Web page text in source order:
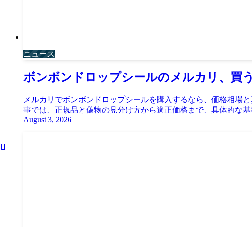
ニュース
ボンボンドロップシールのメルカリ、買
メルカリでボンボンドロップシールを購入するなら、価格相場
事では、正規品と偽物の見分け方から適正価格まで、具体的な
August 3, 2026